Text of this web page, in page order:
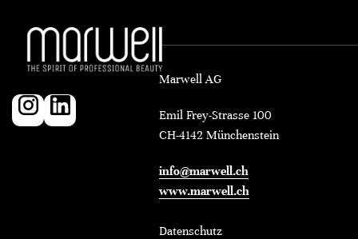
Marwell AG
Emil Frey-Strasse 100
CH-4142 Münchenstein
info@marwell.ch
www.marwell.ch
Datenschutz